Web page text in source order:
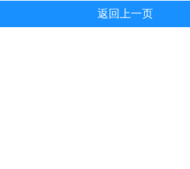
返回上一页